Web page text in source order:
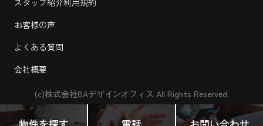
お客様の声
よくある質問
会社概要
(c)株式会社BAデザインオフィス All Rights Reserved.